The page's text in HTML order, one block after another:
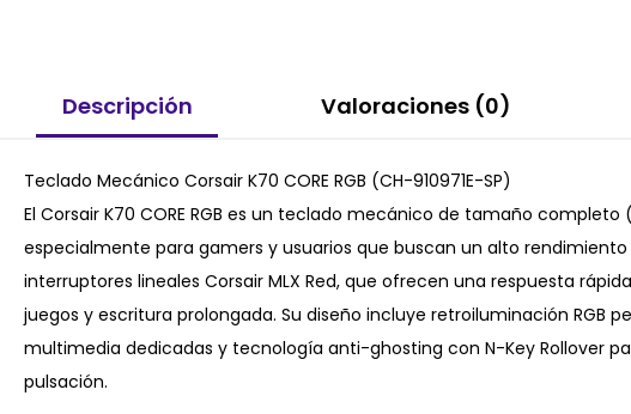
Descripción Valoraciones (0)
Teclado Mecánico Corsair K70 CORE RGB (CH-910971E-SP)
El Corsair K70 CORE RGB es un teclado mecánico de tamaño completo
especialmente para gamers y usuarios que buscan un alto
interruptores lineales Corsair MLX Red, que ofrecen una respuesta
juegos y escritura prolongada. Su diseño incluye retroiluminación RGB
multimedia dedicadas y tecnología anti-ghosting con N-Key Rollover
pulsación.